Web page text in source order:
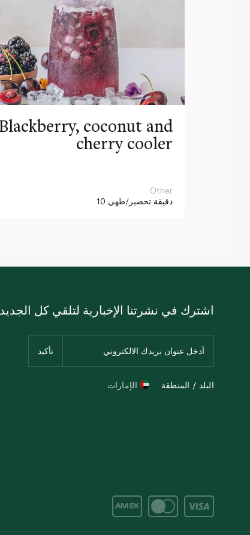
coconut and
cherry cooler
Other
10 دقيقة تحضير/طهي
اشترك في نشرتنا الإخبارية لتلقي كل
البلد / المنطقة الإمارات